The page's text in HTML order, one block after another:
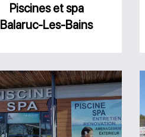
Balaruc-
Les-
Piscines et spa
Balaruc-Les-Bains
Magasin
AGR
Piscine